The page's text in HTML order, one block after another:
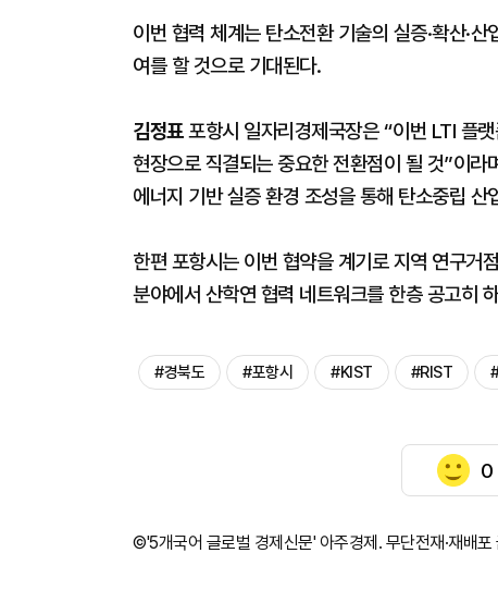
이번 협력 체계는 탄소전환 기술의 실증·확산·
여를 할 것으로 기대된다.
김정표포항시 일자리경제국장은 “이번 LTI 플
현장으로 직결되는 중요한 전환점이 될 것”이
에너지 기반 실증 환경 조성을 통해 탄소중립
한편 포항시는 이번 협약을 계기로 지역 연구거
분야에서 산학연 협력 네트워크를 한층 공고히
#경북도 #포항시 #KIST #RIST
0
©'5개국어 글로벌 경제신문' 아주경제. 무단전재·재배포